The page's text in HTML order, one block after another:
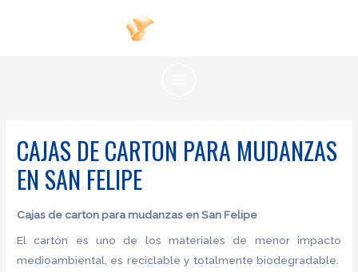
CAJAS DE CARTON PARA MUDANZAS
EN SAN FELIPE
Cajas de carton para mudanzas en San Felipe
El cartón es uno de los materiales de menor impacto
medioambiental, es reciclable y totalmente biodegradable.